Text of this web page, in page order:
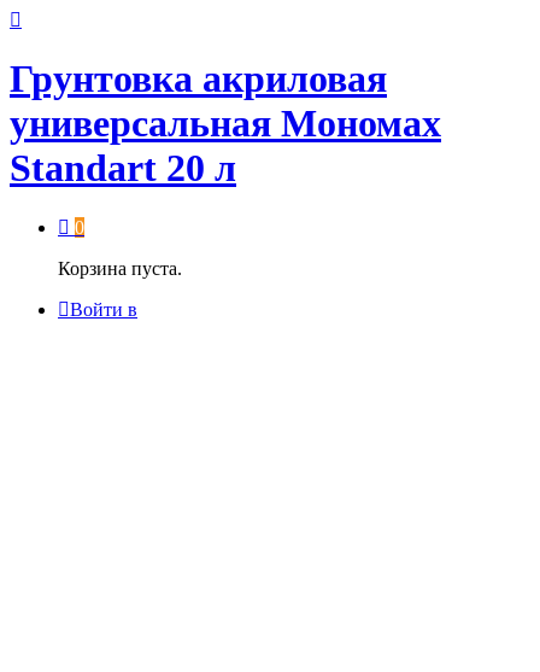
Грунтовка акриловая
универсальная Мономах
Standart 20 л
0
Корзина пуста.
Войти в